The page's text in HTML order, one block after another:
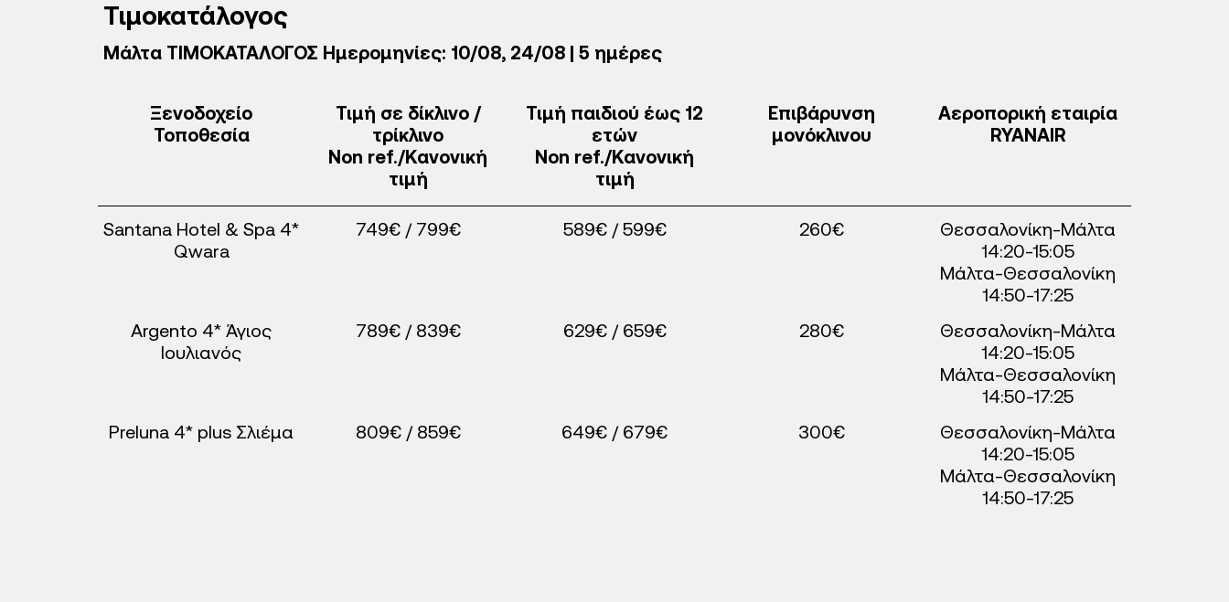
Τιμοκατάλογος
Μάλτα ΤΙΜΟΚΑΤΑΛΟΓΟΣ Ημερομηνίες: 10/08, 24/08 | 5 ημέρες
Ξενοδοχείo
Τοποθεσία
Τιμή σε δίκλινο /
τρίκλινο
Non ref./Κανονική
τιμή
Τιμή παιδιού έως 12
ετών
Non ref./Κανονική
τιμή
Eπιβάρυνση
μονόκλινου
Αεροπορική εταιρία
RYANAIR
Santana Hotel & Spa 4*
Qwara
749€ / 799€ 589€ / 599€ 260€
Θεσσαλονίκη-Μάλτα
14:20-15:05
Μάλτα-Θεσσαλονίκη
14:50-17:25
Argento 4* Άγιος
Ιουλιανός
789€ / 839€ 629€ / 659€ 280€
Θεσσαλονίκη-Μάλτα
14:20-15:05
Μάλτα-Θεσσαλονίκη
14:50-17:25
Preluna 4* plus Σλιέμα
809€ / 859€ 649€ / 679€ 300€
Θεσσαλονίκη-Μάλτα
14:20-15:05
Μάλτα-Θεσσαλονίκη
14:50-17:25